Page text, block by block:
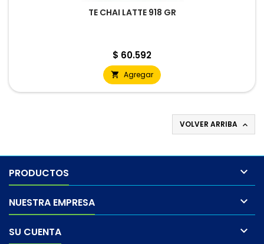
TE CHAI LATTE 918 GR
Precio
$ 60.592
 Agregar
VOLVER ARRIBA 
PRODUCTOS 
NUESTRA EMPRESA 
SU CUENTA 